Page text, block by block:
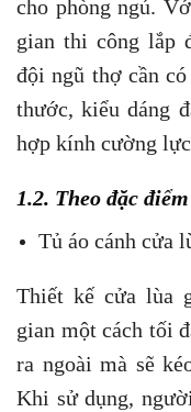
cho phòng ngủ.
gian thi công lắp
đội ngũ thợ cần
thước, kiểu dáng
hợp kính cường
1.2. Theo đặc điểm
Tủ áo cánh cửa
Thiết kế cửa lùa
gian một cách tối
ra ngoài mà sẽ
Khi sử dụng,